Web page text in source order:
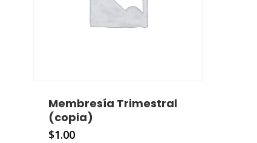
Membresía Trimestral
(copia)
$1.00